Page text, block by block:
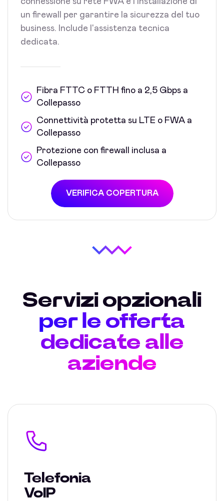
un firewall per garantire la sicurezza del tuo
business. Include l'assistenza tecnica
dedicata.
Fibra FTTC o FTTH fino a 2,5 Gbps a
Collepasso
Connettività protetta su LTE o FWA a
Collepasso
Protezione con firewall inclusa a
Collepasso
VERIFICA COPERTURA
Servizi opzionali
per le offerta
dedicate alle
aziende
Telefonia
VoIP